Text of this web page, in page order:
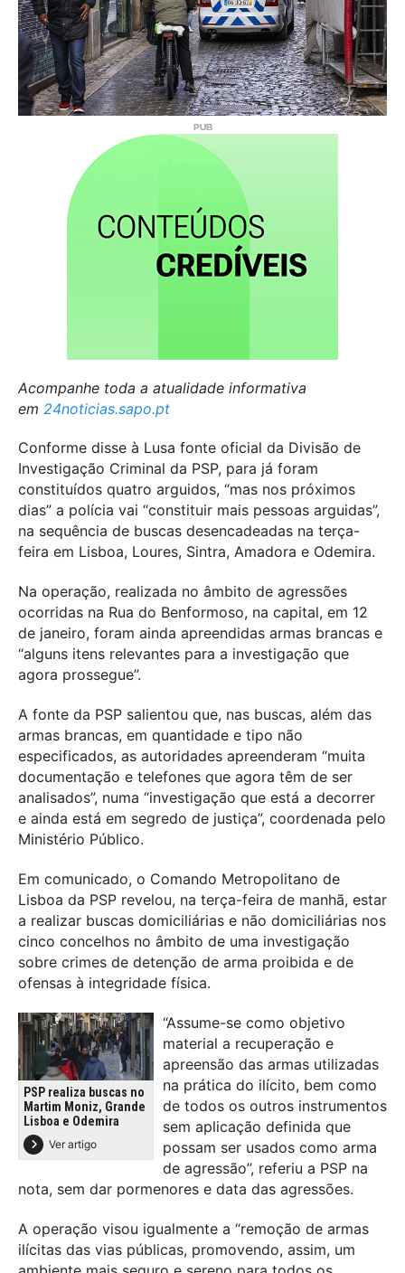
Acompanhe toda a atualidade informativa
em 24noticias.sapo.pt
Conforme disse à Lusa fonte oficial da Divisão de
Investigação Criminal da PSP, para já foram
constituídos quatro arguidos, “mas nos próximos
dias” a polícia vai “constituir mais pessoas arguidas”,
na sequência de buscas desencadeadas na terça-
feira em Lisboa, Loures, Sintra, Amadora e Odemira.
Na operação, realizada no âmbito de agressões
ocorridas na Rua do Benformoso, na capital, em 12
de janeiro, foram ainda apreendidas armas brancas e
“alguns itens relevantes para a investigação que
agora prossegue”.
A fonte da PSP salientou que, nas buscas, além das
armas brancas, em quantidade e tipo não
especificados, as autoridades apreenderam “muita
documentação e telefones que agora têm de ser
analisados”, numa “investigação que está a decorrer
e ainda está em segredo de justiça”, coordenada pelo
Ministério Público.
Em comunicado, o Comando Metropolitano de
Lisboa da PSP revelou, na terça-feira de manhã, estar
a realizar buscas domiciliárias e não domiciliárias nos
cinco concelhos no âmbito de uma investigação
sobre crimes de detenção de arma proibida e de
ofensas à integridade física.
PSP realiza buscas no
Martim Moniz, Grande
Lisboa e Odemira
Ver artigo
“Assume-se como objetivo
material a recuperação e
apreensão das armas utilizadas
na prática do ilícito, bem como
de todos os outros instrumentos
sem aplicação definida que
possam ser usados como arma
de agressão”, referiu a PSP na
nota, sem dar pormenores e data das agressões.
A operação visou igualmente a “remoção de armas
ilícitas das vias públicas, promovendo, assim, um